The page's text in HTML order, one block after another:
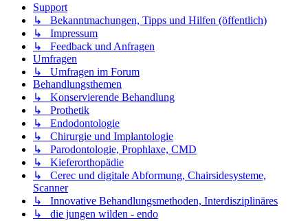
Support
↳ Bekanntmachungen, Tipps und Hilfen (öffentlich)
↳ Impressum
↳ Feedback und Anfragen
Umfragen
↳ Umfragen im Forum
Behandlungsthemen
↳ Konservierende Behandlung
↳ Prothetik
↳ Endodontologie
↳ Chirurgie und Implantologie
↳ Parodontologie, Prophlaxe, CMD
↳ Kieferorthopädie
↳ Cerec und digitale Abformung, Chairsidesysteme,
Scanner
↳ Innovative Behandlungsmethoden, Interdisziplinäres
↳ die jungen wilden - endo